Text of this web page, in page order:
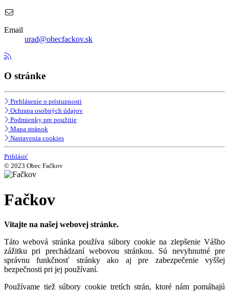
Email
urad@obecfackov.sk
O stránke
Prehlásenie o prístupnosti
Ochrana osobných údajov
Podmienky pre použitie
Mapa stránok
Nastavenia cookies
Prihlásiť
© 2023 Obec Fačkov
Fačkov
Vitajte na našej webovej stránke.
Táto webová stránka používa súbory cookie na zlepšenie Vášho
zážitku pri prechádzaní webovou stránkou. Sú nevyhnutné pre
správnu funkčnosť stránky ako aj pre zabezpečenie vyššej
bezpečnosti pri jej používaní.
Používame tiež súbory cookie tretích strán, ktoré nám pomáhajú